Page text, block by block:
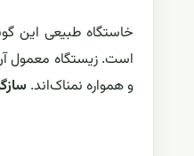
خاستگاه طبیعی این
است. زیستگاه معمول
و همواره نمناک‌اند.